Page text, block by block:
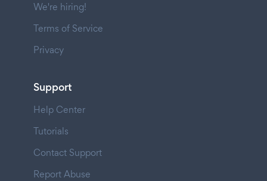
We're hiring!
Terms of Service
Privacy
Support
Help Center
Tutorials
Contact Support
Report Abuse